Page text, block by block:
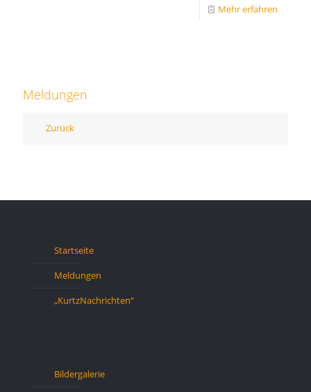
Mehr erfahren
Meldungen
Zurück
Startseite
Meldungen
„KurtzNachrichten“
Bildergalerie